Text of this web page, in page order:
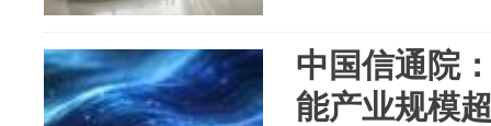
中国信通院
能产业规模